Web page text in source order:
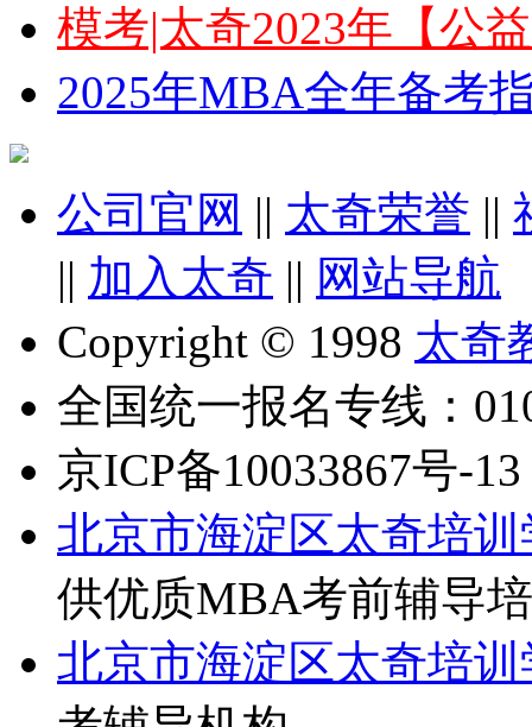
模考|太奇2023年【公
2025年MBA全年备考
公司官网 || 太奇荣誉 ||
|| 加入太奇 || 网站导航
Copyright © 1998 太奇
全国统一报名专线：
京ICP备10033867号-13
北京市海淀区太奇培训
供优质MBA考前辅导
北京市海淀区太奇培训